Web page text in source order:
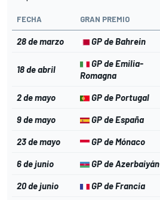
FECHA GRAN PREMIO
28 de marzo GP de Bahrein
18 de abril
GP de Emilia-
Romagna
2 de mayo GP de Portugal
9 de mayo GP de España
23 de mayo GP de Mónaco
6 de junio GP de Azerbaiyán
20 de junio GP de Francia